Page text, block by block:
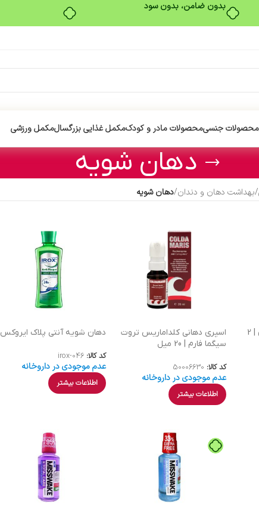
بدون ضامن، بدون سود
محصولات جنسیمحصولات مادر و کودکمکمل غذایی بزرگسالمکمل ورزشی
دهان شویه
/بهداشت دهان و دندان/دهان شویه
قطره خوراکی دنتول خرمان | 2
اسپری دهانی کلداماریس تروت
سیگما فارم | 20 میل
کد کالا: 50006630
عدم موجودی در داروخانه
اطلاعات بیشتر
دهان شویه آنتی پلاک ایروکس
کد کالا: irox-046
عدم موجودی در داروخانه
اطلاعات بیشتر